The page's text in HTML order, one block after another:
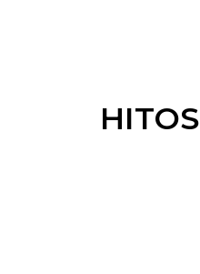
HITOS